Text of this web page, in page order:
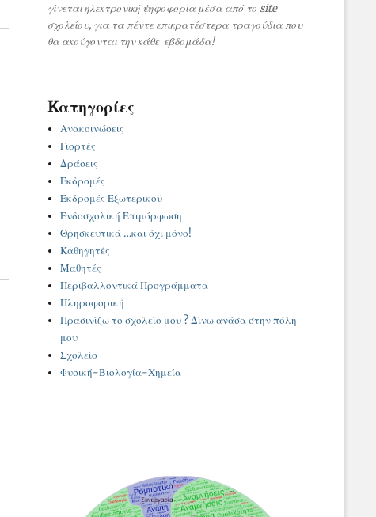
γίνεται ηλεκτρονική ψηφοφορία μέσα από το site
σχολείου, για τα πέντε επικρατέστερα τραγούδια που
θα ακούγονται την κάθε εβδομάδα!
Kατηγορίες
Ανακοινώσεις
Γιορτές
Δράσεις
Εκδρομές
Εκδρομές Εξωτερικού
Ενδοσχολική Επιμόρφωση
Θρησκευτικά …και όχι μόνο!
Καθηγητές
Μαθητές
Περιβαλλοντικά Προγράμματα
Πληροφορική
Πρασινίζω το σχολείο μου ? Δίνω ανάσα στην πόλη
μου
Σχολείο
Φυσική-Βιολογία-Χημεία